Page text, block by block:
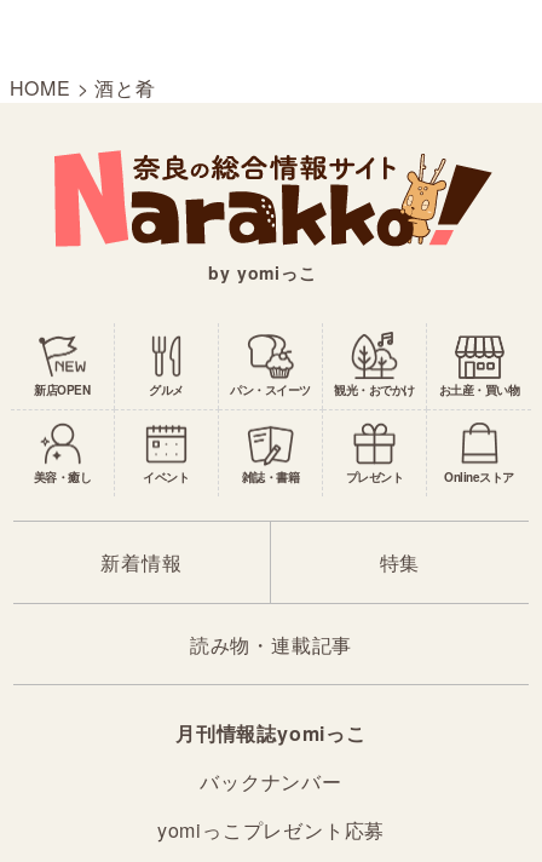
HOME >酒と肴
by yomiっこ
新店OPEN グルメ パン・スイーツ 観光・おでかけ お土産・買い物
美容・癒し イベント 雑誌・書籍 プレゼント Onlineストア
新着情報 特集
読み物・連載記事
月刊情報誌yomiっこ
バックナンバー
yomiっこプレゼント応募